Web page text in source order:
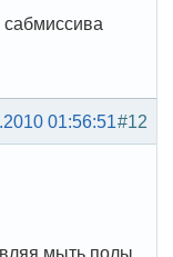
сабмиссива
#12
01:56:51